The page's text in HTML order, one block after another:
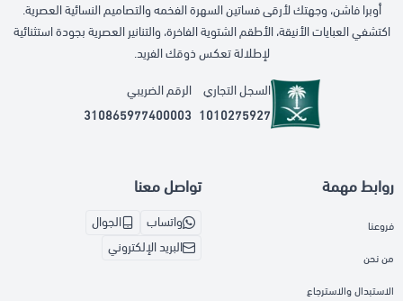
أوبرا فاشن، وجهتك لأرقى فساتين السهرة الفخمه والتصاميم النسائية العصرية.
اكتشفي العبايات الأنيقة، الأطقم الشتوية الفاخرة، والتنانير العصرية بجودة استثنائية
لإطلالة تعكس ذوقك الفريد.
السجل التجاري
1010275927
الرقم الضريبي
310865977400003
روابط مهمة
فروعنا
من نحن
الاستبدال والاسترجاع
تواصل معنا
واتساب
الجوال
البريد الإلكتروني